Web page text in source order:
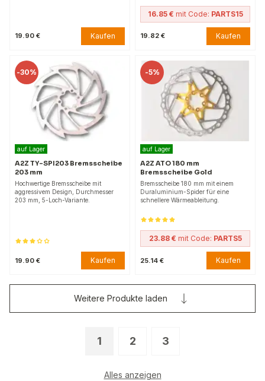
19.90 € Kaufen
16.85 € mit Code: PARTS15
19.82 € Kaufen
-30%
auf Lager
A2Z TY-SPI203 Bremsscheibe
203 mm
Hochwertige Bremsscheibe mit
aggressivem Design, Durchmesser
203 mm, 5-Loch-Variante.
19.90 € Kaufen
-5%
auf Lager
A2Z ATO 180 mm
Bremsscheibe Gold
Bremsscheibe 180 mm mit einem
Duraluminium-Spider für eine
schnellere Wärmeableitung.
23.88 € mit Code: PARTS5
25.14 € Kaufen
1 2 3
Alles anzeigen
Weitere Produkte laden